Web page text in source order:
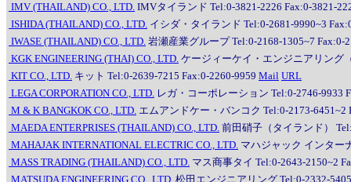
IMV (THAILAND) CO., LTD. IMVタイランド Tel:0-3821-2226 Fax:0-3821-
ISHIDA (THAILAND) CO., LTD. イシダ・タイランド Tel:0-2681-9990~3
IWASE (THAILAND) CO., LTD. 岩瀬産業グループ Tel:0-2168-1305~7 Fax:0-
KGK ENGINEERING (THAI) CO., LTD. ケージィーケイ・エンジニアリング
KIT CO., LTD. キット Tel:0-2639-7215 Fax:0-2260-9959 Mail URL
LEGA CORPORATION CO., LTD. レガ・コーポレーション Tel:0-2746-9933
M & K BANGKOK CO., LTD. エムアンドケー・バンコク Tel:0-2173-6451~2
MAEDA ENTERPRISES (THAILAND) CO., LTD. 前田硝子（タイランド）
MAHAJAK INTERNATIONAL ELECTRIC CO., LTD. マハジャック インター
MASS TRADING (THAILAND) CO., LTD. マス商事タイ Tel:0-2643-2150~2
MATSUDA ENGINEERING CO., LTD. 松田エンジニアリング Tel:0-2332-